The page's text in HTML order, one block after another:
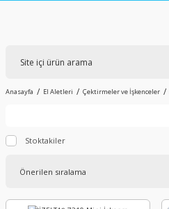
Anasayfa El Aletleri Çektirmeler ve İşkenceler
Stoktakiler